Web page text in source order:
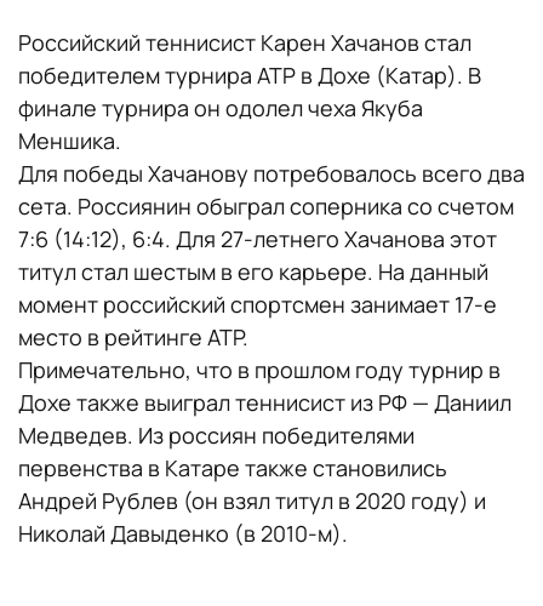
Российский теннисист Карен Хачанов стал
победителем турнира ATP в Дохе (Катар). В
финале турнира он одолел чеха Якуба
Меншика.
Для победы Хачанову потребовалось всего два
сета. Россиянин обыграл соперника со счетом
7:6 (14:12), 6:4. Для 27-летнего Хачанова этот
титул стал шестым в его карьере. На данный
момент российский спортсмен занимает 17-е
место в рейтинге ATP.
Примечательно, что в прошлом году турнир в
Дохе также выиграл теннисист из РФ — Даниил
Медведев. Из россиян победителями
первенства в Катаре также становились
Андрей Рублев (он взял титул в 2020 году) и
Николай Давыденко (в 2010-м).